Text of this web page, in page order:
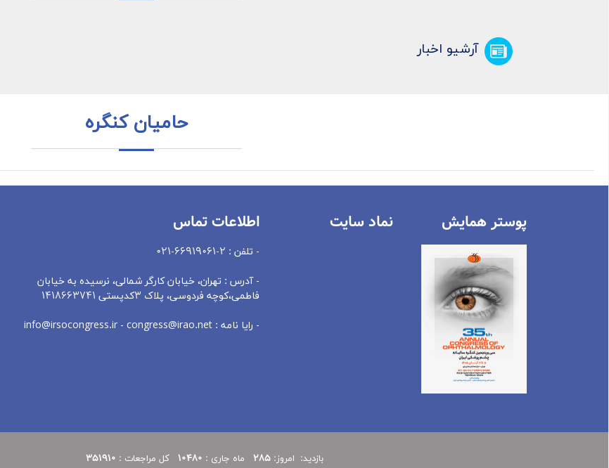
آرشیو اخبار
حامیان کنگره
پوستر همایش نماد سايت اطلاعات تماس
- تلفن : 2-66919061-021
- آدرس : تهران، خيابان کارگر شمالی، نرسيده به خيابان
فاطمی،کوچه فردوسی، پلاک 3کدپستی 1418663741
- رایا نامه : info@irsocongress.ir - congress@irao.net
بازدید: امروز:285 ماه جاری : 10480 کل مراجعات : 351910